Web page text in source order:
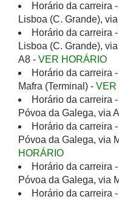
Horário da carreira
Lisboa (C. Grande),
Horário da carreira
Lisboa (C. Grande),
A8 - VER HORÁRIO
Horário da carreira
Mafra (Terminal) - VER
Horário da carreira
Póvoa da Galega, via
Horário da carreira
Póvoa da Galega, via
HORÁRIO
Horário da carreira
Póvoa da Galega, via
Horário da carreira